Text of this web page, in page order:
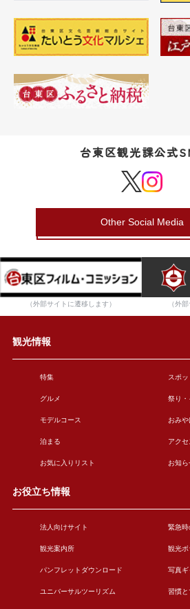
台東区観光課公式
Other Social Media
（外部サイトに遷移します） （外
観光情報
特集 スポ
グルメ 祭り・
モデルコース おみや
泊まる アクセ
お気に入りリスト お知ら
お役立ち情報
法人向けサイト 緊急時
観光案内所 観光ボ
パンフレットダウンロード 写真ギ
ユニバーサルツーリズム 習慣と